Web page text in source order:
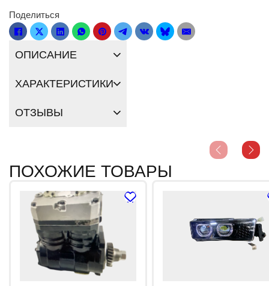
Поделиться
ОПИСАНИЕ
ХАРАКТЕРИСТИКИ
ОТЗЫВЫ
ПОХОЖИЕ ТОВАРЫ